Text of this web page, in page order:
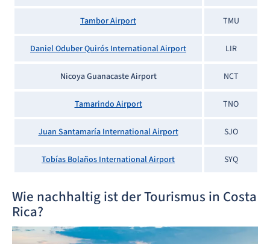
Tambor Airport TMU
Daniel Oduber Quirós International Airport LIR
Nicoya Guanacaste Airport NCT
Tamarindo Airport TNO
Juan Santamaría International Airport SJO
Tobías Bolaños International Airport SYQ
Wie nachhaltig ist der Tourismus in Costa
Rica?